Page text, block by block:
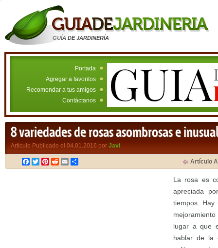
GUÍA DE JARDINERÍA
Portada
Agregar a favoritos
Recomendar a tus amigos
Contáctanos
8 variedades de rosas asombrosas e
Artículo Publicado el 04.01.2016 por Javi
Facebook
TwitterPinterest
RedditEmail Artículo
La rosa es
apreciada
tiempos. Hay
lugar a que
hablar de la